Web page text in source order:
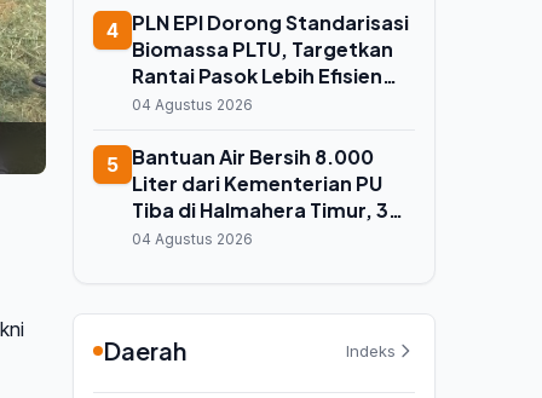
Kenalkan Budaya Lokal
4 PLN EPI Dorong Standarisasi
Biomassa PLTU, Targetkan
Rantai Pasok Lebih Efisien
dan Andal
04 Agustus 2026
5 Bantuan Air Bersih 8.000
Liter dari Kementerian PU
Tiba di Halmahera Timur, 300
Jiwa Terbantu
04 Agustus 2026
Daerah Indeks